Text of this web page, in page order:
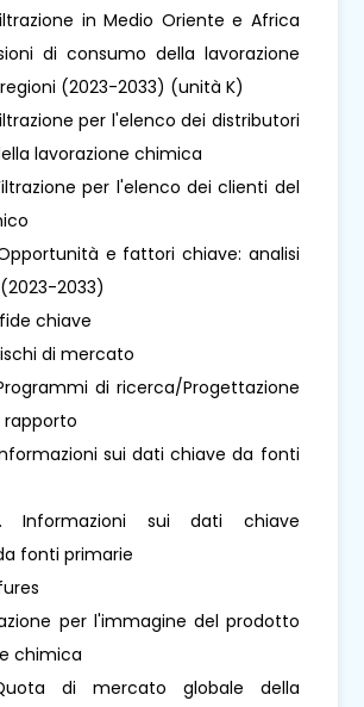
in Medio Oriente e Africa
di consumo della lavorazione
(2023-2033) (unità K)
per l'elenco dei distributori
lavorazione chimica
per l'elenco dei clienti del
e fattori chiave: analisi
2033)
chiave
di mercato
di ricerca/Progettazione
rapporto
sui dati chiave da fonti
Informazioni sui dati chiave
fonti primarie
per l'immagine del prodotto
chimica
di mercato globale della